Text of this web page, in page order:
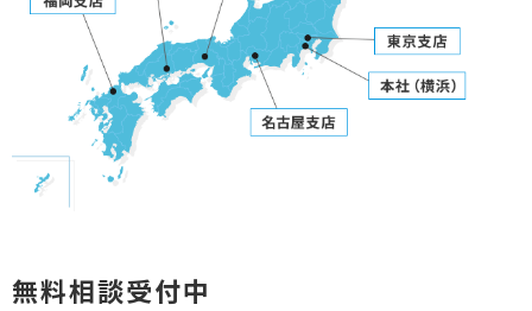
無料相談受付中